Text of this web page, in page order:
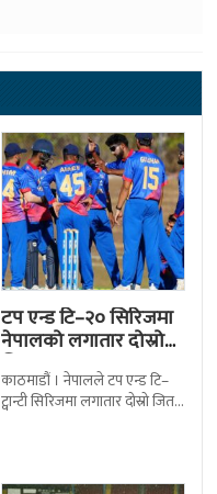
टप एन्ड टि–२० सिरिजमा
नेपालको लगातार दोस्रो
जित
काठमाडौं । नेपालले टप एन्ड टि–
ट्वान्टी सिरिजमा लगातार दोस्रो जित